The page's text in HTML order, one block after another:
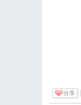
分享